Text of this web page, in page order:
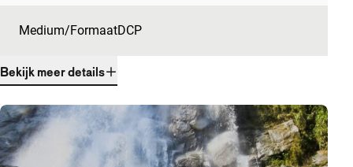
Medium/FormaatDCP
Bekijk meer details